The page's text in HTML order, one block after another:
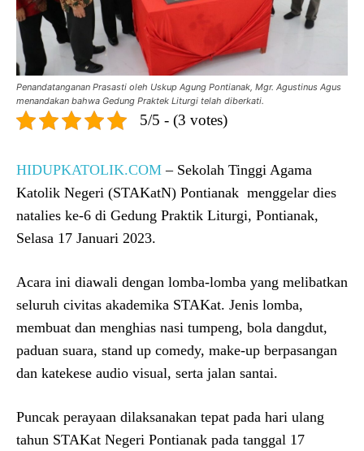
Penandatanganan Prasasti oleh Uskup Agung Pontianak, Mgr. Agustinus Agus
menandakan bahwa Gedung Praktek Liturgi telah diberkati.
5/5 - (3 votes)
HIDUPKATOLIK.COM – Sekolah Tinggi Agama
Katolik Negeri (STAKatN) Pontianak menggelar dies
natalies ke-6 di Gedung Praktik Liturgi, Pontianak,
Selasa 17 Januari 2023.
Acara ini diawali dengan lomba-lomba yang melibatkan
seluruh civitas akademika STAKat. Jenis lomba,
membuat dan menghias nasi tumpeng, bola dangdut,
paduan suara, stand up comedy, make-up berpasangan
dan katekese audio visual, serta jalan santai.
Puncak perayaan dilaksanakan tepat pada hari ulang
tahun STAKat Negeri Pontianak pada tanggal 17